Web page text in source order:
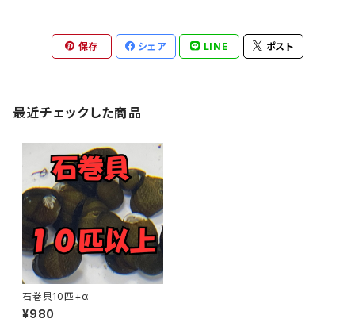
保存 シェア LINE ポスト
最近チェックした商品
石巻貝10匹+α
¥980